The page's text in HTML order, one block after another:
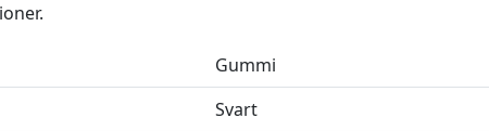
Gummi
Svart